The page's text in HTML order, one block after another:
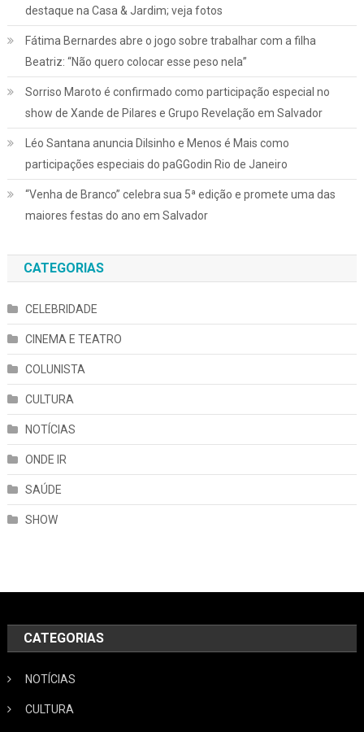
destaque na Casa & Jardim; veja fotos
Fátima Bernardes abre o jogo sobre trabalhar com a filha
Beatriz: “Não quero colocar esse peso nela”
Sorriso Maroto é confirmado como participação especial no
show de Xande de Pilares e Grupo Revelação em Salvador
Léo Santana anuncia Dilsinho e Menos é Mais como
participações especiais do paGGodin Rio de Janeiro
“Venha de Branco” celebra sua 5ª edição e promete uma das
maiores festas do ano em Salvador
CATEGORIAS
CELEBRIDADE
CINEMA E TEATRO
COLUNISTA
CULTURA
NOTÍCIAS
ONDE IR
SAÚDE
SHOW
CATEGORIAS
NOTÍCIAS
CULTURA